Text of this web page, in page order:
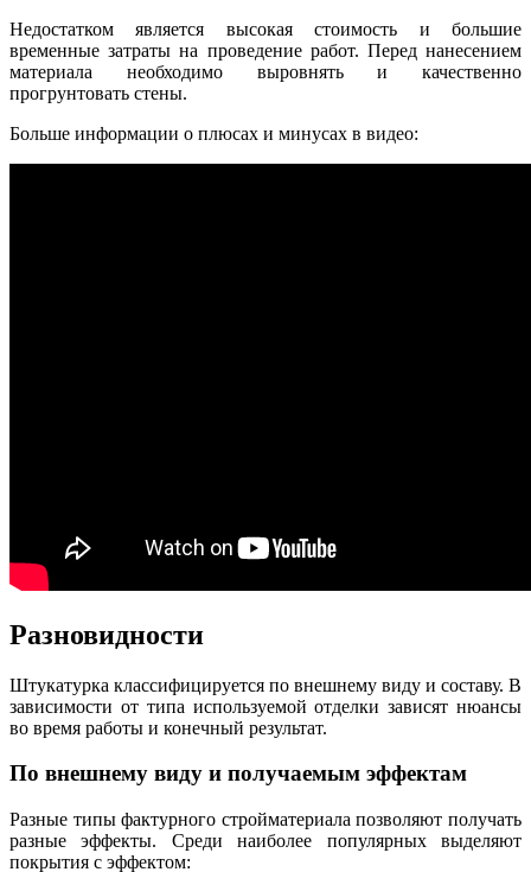
Недостатком является высокая стоимость и большие
временные затраты на проведение работ. Перед нанесением
материала необходимо выровнять и качественно
прогрунтовать стены.
Больше информации о плюсах и минусах в видео:
Разновидности
Штукатурка классифицируется по внешнему виду и составу. В
зависимости от типа используемой отделки зависят нюансы
во время работы и конечный результат.
По внешнему виду и получаемым эффектам
Разные типы фактурного стройматериала позволяют получать
разные эффекты. Среди наиболее популярных выделяют
покрытия с эффектом: